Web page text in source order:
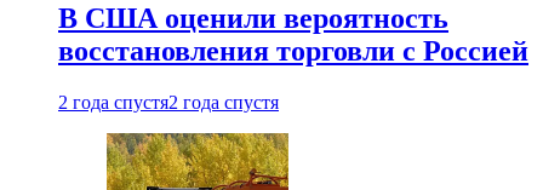
В США оценили вероятность
восстановления торговли с Россией
2 года спустя2 года спустя